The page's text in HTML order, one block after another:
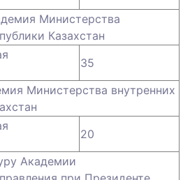
Министерства
Казахстан
35
Министерства внутренних
20
Академии